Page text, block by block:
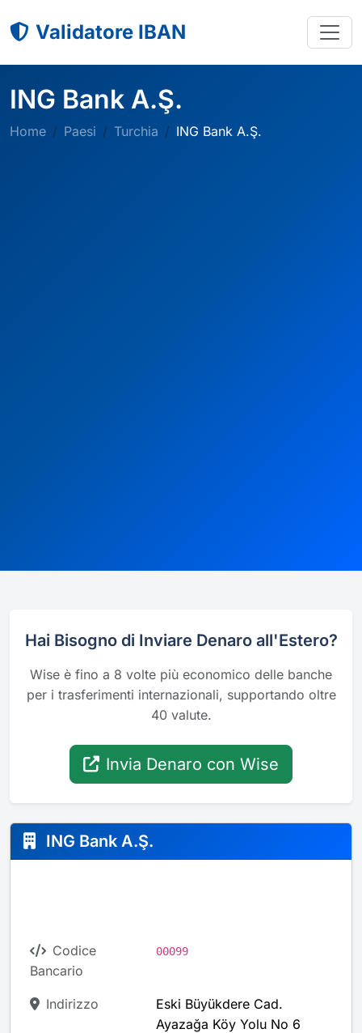
Validatore IBAN
ING Bank A.Ş.
Home Paesi Turchia ING Bank A.Ş.
Hai Bisogno di Inviare Denaro all'Estero?
Wise è fino a 8 volte più economico delle banche
per i trasferimenti internazionali, supportando oltre
40 valute.
Invia Denaro con Wise
ING Bank A.Ş.
Codice
Bancario
00099
Indirizzo
Eski Büyükdere Cad.
Ayazağa Köy Yolu No 6